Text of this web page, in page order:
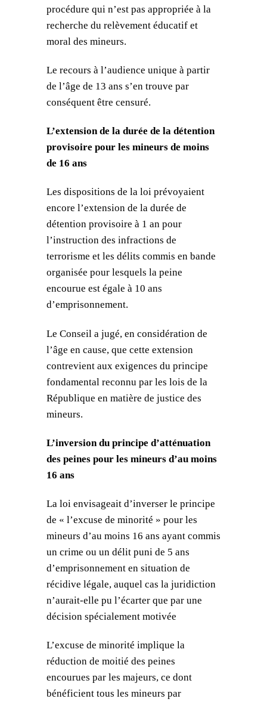
procédure qui n’est pas appropriée à la
recherche du relèvement éducatif et
moral des mineurs.
Le recours à l’audience unique à partir
de l’âge de 13 ans s’en trouve par
conséquent être censuré.
L’extension de la durée de la détention
provisoire pour les mineurs de moins
de 16 ans
Les dispositions de la loi prévoyaient
encore l’extension de la durée de
détention provisoire à 1 an pour
l’instruction des infractions de
terrorisme et les délits commis en bande
organisée pour lesquels la peine
encourue est égale à 10 ans
d’emprisonnement.
Le Conseil a jugé, en considération de
l’âge en cause, que cette extension
contrevient aux exigences du principe
fondamental reconnu par les lois de la
République en matière de justice des
mineurs.
L’inversion du principe d’atténuation
des peines pour les mineurs d’au moins
16 ans
La loi envisageait d’inverser le principe
de « l’excuse de minorité » pour les
mineurs d’au moins 16 ans ayant commis
un crime ou un délit puni de 5 ans
d’emprisonnement en situation de
récidive légale, auquel cas la juridiction
n’aurait-elle pu l’écarter que par une
décision spécialement motivée
L’excuse de minorité implique la
réduction de moitié des peines
encourues par les majeurs, ce dont
bénéficient tous les mineurs par